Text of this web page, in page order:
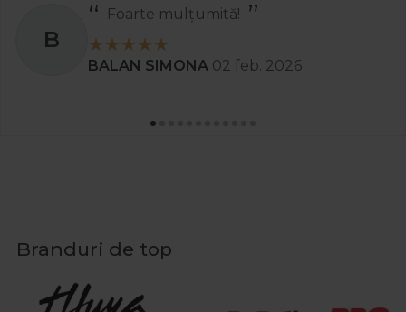
B
Foarte mulțumită!
BALAN SIMONA 02 feb. 2026
Branduri de top